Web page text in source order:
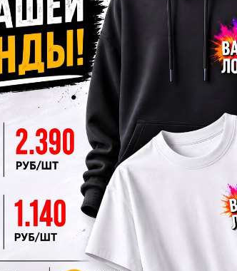
консультацию и выбор
и строит лекала (3000–
из недорогой ткани
корректировки. Затем
примерка и выдача.Пошива
включать ручную
драпировок. Всегда
1–2).
одежду на